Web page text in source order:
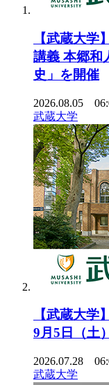
【武蔵大
講義 本郷和
史」を開催
2026.08.05
武蔵大学
【武蔵大
9月5日（土
2026.07.28
武蔵大学